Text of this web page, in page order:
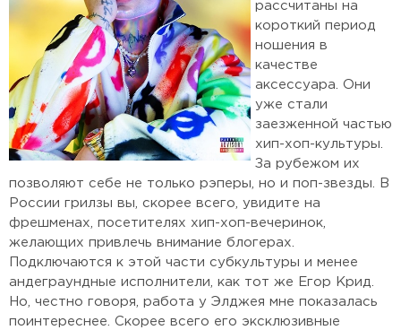
рассчитаны на
короткий период
ношения в
качестве
аксессуара. Они
уже стали
заезженной частью
хип-хоп-культуры.
За рубежом их
позволяют себе не только рэперы, но и поп-звезды. В
России грилзы вы, скорее всего, увидите на
фрешменах, посетителях хип-хоп-вечеринок,
желающих привлечь внимание блогерах.
Подключаются к этой части субкультуры и менее
андеграундные исполнители, как тот же Егор Крид.
Но, честно говоря, работа у Элджея мне показалась
поинтереснее. Скорее всего его эксклюзивные